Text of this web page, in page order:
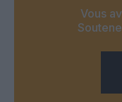
Vous